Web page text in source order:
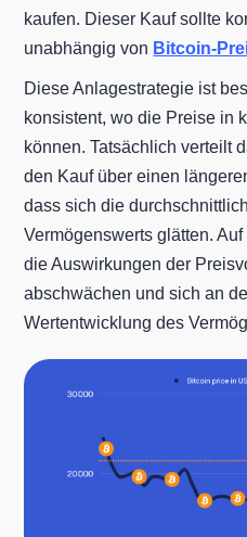
kaufen. Dieser Kauf sollte
unabhängig von Bitcoin-
Diese Anlagestrategie ist
konsistent, wo die Preise in
können. Tatsächlich verteilt
den Kauf über einen
dass sich die
Vermögenswerts glätten.
die Auswirkungen der
abschwächen und sich an
Wertentwicklung des